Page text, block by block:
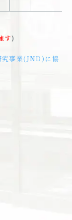
す)
究事業(JND)に協